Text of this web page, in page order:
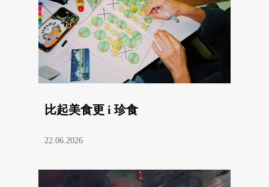
比起美食更 i 珍食
22.06.2026